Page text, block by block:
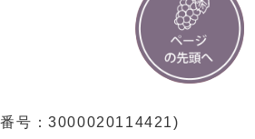
号：3000020114421)